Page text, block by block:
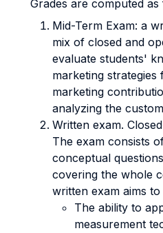
Grades are computed as
Mid-Term Exam: a
mix of closed and
evaluate students'
marketing
marketing
analyzing the
Written exam.
The exam consists
conceptual
covering the whole
written exam aims to
The ability to
measurement